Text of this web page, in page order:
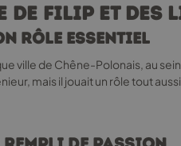
de Filip et des
rôle essentiel
ville de Chêne-Polonais, au
mais il jouait un rôle tout